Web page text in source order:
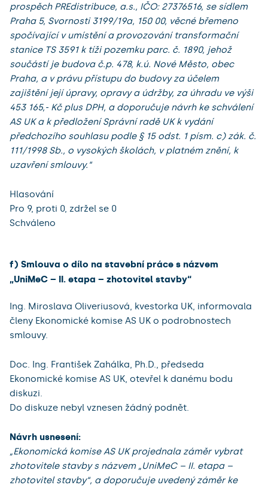
prospěch PREdistribuce, a.s., IČO: 27376516, se sídlem
Praha 5, Svornosti 3199/19a, 150 00, věcné břemeno
spočívající v umístění a provozování transformační
stanice TS 3591 k tíži pozemku parc. č. 1890, jehož
součástí je budova č.p. 478, k.ú. Nové Město, obec
Praha, a v právu přístupu do budovy za účelem
zajištění její úpravy, opravy a údržby, za úhradu ve výši
453 165,- Kč plus DPH, a doporučuje návrh ke schválení
AS UK a k předložení Správní radě UK k vydání
předchozího souhlasu podle § 15 odst. 1 písm. c) zák. č.
111/1998 Sb., o vysokých školách, v platném znění, k
uzavření smlouvy.“
Hlasování
Pro 9, proti 0, zdržel se 0
Schváleno
f) Smlouva o dílo na stavební práce s názvem
„UniMeC – II. etapa – zhotovitel stavby“
Ing. Miroslava Oliveriusová, kvestorka UK, informovala
členy Ekonomické komise AS UK o podrobnostech
smlouvy.
Doc. Ing. František Zahálka, Ph.D., předseda
Ekonomické komise AS UK, otevřel k danému bodu
diskuzi.
Do diskuze nebyl vznesen žádný podnět.
Návrh usnesení:
„Ekonomická komise AS UK projednala záměr vybrat
zhotovitele stavby s názvem „UniMeC – II. etapa –
zhotovitel stavby“, a doporučuje uvedený záměr ke